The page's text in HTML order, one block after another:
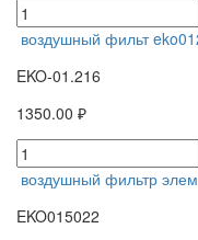
воздушный фильт
EKO-01.216
1350.00 ₽
воздушный фильтр
EKO015022